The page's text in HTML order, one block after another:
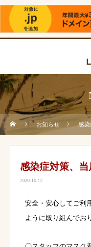
お知らせ 感
感染症対策、
2020.10.12
安全・安心してご利
ように取り組んでお